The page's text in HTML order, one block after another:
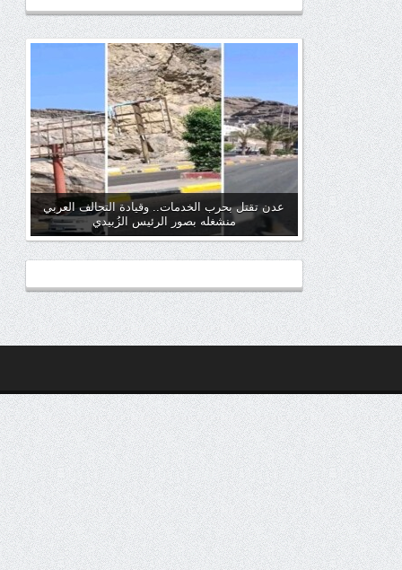
عدن تقتل بحرب الخدمات.. وقيادة التحالف العربي
منشغله بصور الرئيس الزُبيدي